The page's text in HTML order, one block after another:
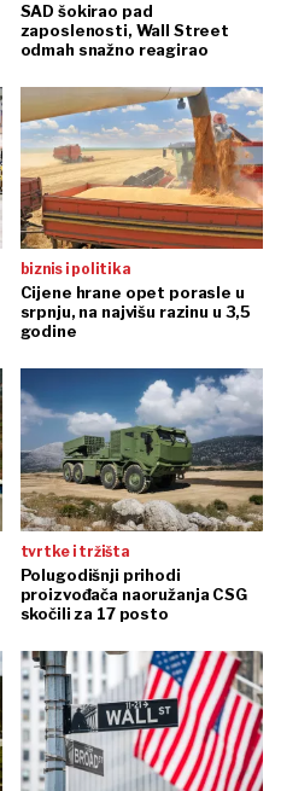
SAD šokirao pad
zaposlenosti, Wall Street
odmah snažno reagirao
biznis i politika
Cijene hrane opet porasle u
srpnju, na najvišu razinu u 3,5
godine
tvrtke i tržišta
Polugodišnji prihodi
proizvođača naoružanja CSG
skočili za 17 posto